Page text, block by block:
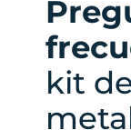
kit